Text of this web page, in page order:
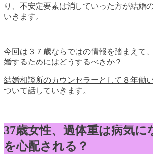
り、不安定要素は消していった方が結婚
いきます。
今回は３７歳ならではの情報を踏まえて
婚するためにはどうするべきか？
結婚相談所のカウンセラーとして８年働
ついて話していきます。
37歳女性、過体重は病気に
を心配される？